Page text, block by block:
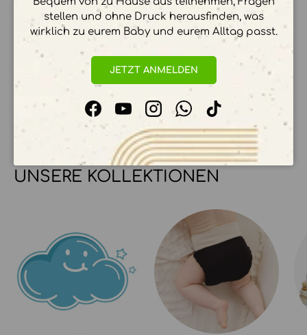
Ihre Zahlungsinformationen werden sicher
verarbeitet. Wir speichern keine
Kreditkartendetails.
UNSERE KOLLEKTIONEN
stellen und ohne Druck herausfinden, was
wirklich zu eurem Baby und eurem Alltag passt.
JETZT ANMELDEN
FacebookYouTubeInstagramWhatsApp
TikTok